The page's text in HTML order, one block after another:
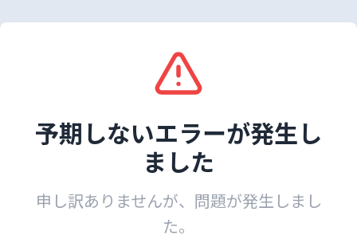
予期しないエラーが発生し
ました
申し訳ありませんが、問題が発生しまし
た。